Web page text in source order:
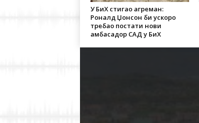
У БиХ стигао агреман:
Роналд Џонсон би ускоро
требао постати нови
амбасадор САД у БиХ